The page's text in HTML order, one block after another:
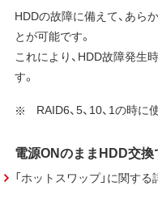
HDDの故障に備えて、あら
とが可能です。
これにより、HDD故障発生
す。
RAID6、5、10、1の時に
電源ONのままHDD交
「ホットスワップ」に関す